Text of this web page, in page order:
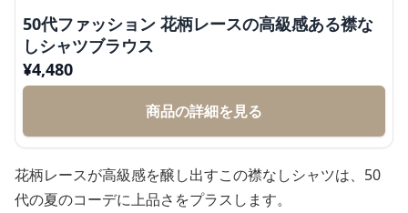
50代ファッション 花柄レースの高級感ある襟な
しシャツブラウス
¥4,480
商品の詳細を見る
花柄レースが高級感を醸し出すこの襟なしシャツは、50
代の夏のコーデに上品さをプラスします。